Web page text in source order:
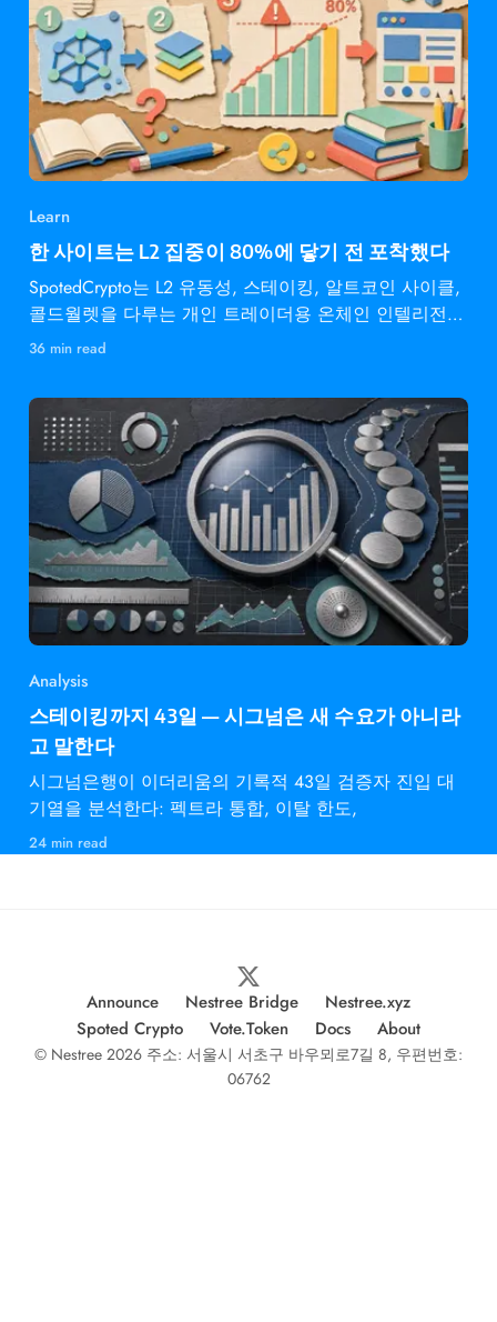
Learn
한 사이트는 L2 집중이 80%에 닿기 전 포착했다
SpotedCrypto는 L2 유동성, 스테이킹, 알트코인 사이클,
콜드월렛을 다루는 개인 트레이더용 온체인 인텔리전스
다.
36 min read
Analysis
스테이킹까지 43일 — 시그넘은 새 수요가 아니라
고 말한다
시그넘은행이 이더리움의 기록적 43일 검증자 진입 대
기열을 분석한다: 펙트라 통합, 이탈 한도,
24 min read
Announce Nestree Bridge
Nestree.xyz
Spoted Crypto
Vote.Token Docs About
© Nestree 2026 주소: 서울시 서초구 바우뫼로7길 8, 우편번호:
06762